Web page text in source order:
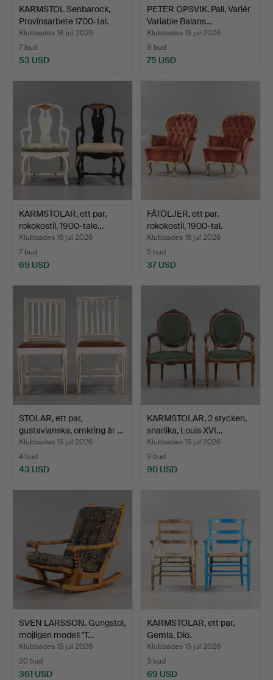
KARMSTOL Senbarock,
Provinsarbete 1700-tal.
Klubbades 18 jul 2026
7 bud
53 USD
PETER OPSVIK. Pall, Variér
Variable Balans…
Klubbades 16 jul 2026
8 bud
75 USD
KARMSTOLAR, ett par,
rokokostil, 1900-tale…
Klubbades 16 jul 2026
7 bud
69 USD
FÅTÖLJER, ett par,
rokokostil, 1900-tal.
Klubbades 16 jul 2026
5 bud
37 USD
STOLAR, ett par,
gustavianska, omkring år …
Klubbades 15 jul 2026
4 bud
43 USD
KARMSTOLAR, 2 stycken,
snarlika, Louis XVI…
Klubbades 15 jul 2026
9 bud
90 USD
SVEN LARSSON. Gungstol,
möjligen modell "T…
Klubbades 15 jul 2026
20 bud
361 USD
KARMSTOLAR, ett par,
Gemla, Diö.
Klubbades 15 jul 2026
3 bud
69 USD